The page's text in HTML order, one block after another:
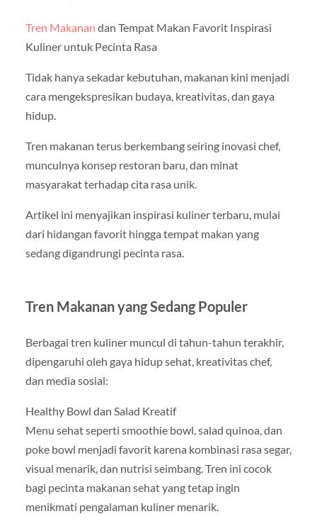
Tren Makanan dan Tempat Makan Favorit Inspirasi
Kuliner untuk Pecinta Rasa
Tidak hanya sekadar kebutuhan, makanan kini menjadi
cara mengekspresikan budaya, kreativitas, dan gaya
hidup.
Tren makanan terus berkembang seiring inovasi chef,
munculnya konsep restoran baru, dan minat
masyarakat terhadap cita rasa unik.
Artikel ini menyajikan inspirasi kuliner terbaru, mulai
dari hidangan favorit hingga tempat makan yang
sedang digandrungi pecinta rasa.
Tren Makanan yang Sedang Populer
Berbagai tren kuliner muncul di tahun-tahun terakhir,
dipengaruhi oleh gaya hidup sehat, kreativitas chef,
dan media sosial:
Healthy Bowl dan Salad Kreatif
Menu sehat seperti smoothie bowl, salad quinoa, dan
poke bowl menjadi favorit karena kombinasi rasa segar,
visual menarik, dan nutrisi seimbang. Tren ini cocok
bagi pecinta makanan sehat yang tetap ingin
menikmati pengalaman kuliner menarik.